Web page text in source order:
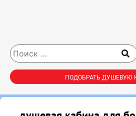
ПОДОБРАТЬ ДУШЕВУЮ